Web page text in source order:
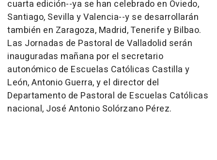
cuarta edición--ya se han celebrado en Oviedo,
Santiago, Sevilla y Valencia--y se desarrollarán
también en Zaragoza, Madrid, Tenerife y Bilbao.
Las Jornadas de Pastoral de Valladolid serán
inauguradas mañana por el secretario
autonómico de Escuelas Católicas Castilla y
León, Antonio Guerra, y el director del
Departamento de Pastoral de Escuelas Católicas
nacional, José Antonio Solórzano Pérez.